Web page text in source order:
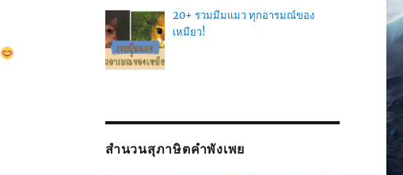
20+ รวมมีมแมว ทุกอารมณ์ของ
เหมียว!
สำนวนสุภาษิตคำพังเพย